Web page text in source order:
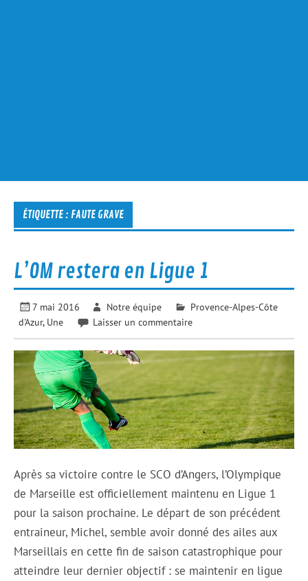
ÉTIQUETTE : FAUTE GRAVE
L’OM restera en Ligue 1
7 mai 2016 Notre équipe
Provence-Alpes-Côte
d'Azur, Une Laisser un commentaire
Après sa victoire contre le SCO d’Angers, l’Olympique
de Marseille est officiellement maintenu en Ligue 1
pour la saison prochaine. Le départ de son précédent
entraineur, Michel, semble avoir donné des ailes aux
Marseillais en cette fin de saison catastrophique pour
atteindre leur dernier objectif : se maintenir en ligue